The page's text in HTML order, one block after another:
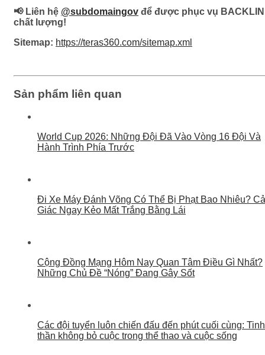
📢 Liên hệ @subdomaingov để được phục vụ
chất lượng!
Sitemap: https://teras360.com/sitemap.xml
Sản phẩm liên quan
World Cup 2026: Những Đội Đã Vào Vòng 16 Đội Và
Hành Trình Phía Trước
Đi Xe Máy Đánh Võng Có Thể Bị Phạt Bao Nhiêu?
Giác Ngay Kẻo Mất Trắng Bằng Lái
Cộng Đồng Mạng Hôm Nay Quan Tâm Điều Gì Nhất?
Những Chủ Đề “Nóng” Đang Gây Sốt
Các đội tuyển luôn chiến đấu đến phút cuối cùng: Tinh
thần không bỏ cuộc trong thể thao và cuộc sống